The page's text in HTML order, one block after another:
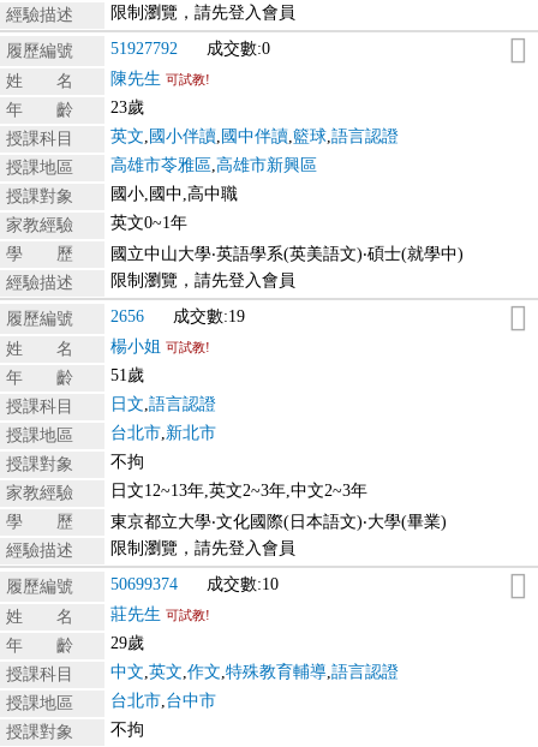
經驗描述
限制瀏覽，請先登入會員
履歷編號 51927792
成交數:0
姓 名
陳先生 可試教!
年 齡
23歲
授課科目
英文 國小伴讀 國中伴讀 籃球 語言認證
授課地區
高雄市苓雅區 高雄市新興區
授課對象
國小,國中,高中職
家教經驗
英文0~1年
學 歷
國立中山大學‧英語學系(英美語文)‧碩士(就學中)
經驗描述
限制瀏覽，請先登入會員
履歷編號 2656
成交數:19
姓 名
楊小姐 可試教!
年 齡
51歲
授課科目
日文 語言認證
授課地區
台北市 新北市
授課對象
不拘
家教經驗
日文12~13年,英文2~3年,中文2~3年
學 歷
東京都立大學‧文化國際(日本語文)‧大學(畢業)
經驗描述
限制瀏覽，請先登入會員
履歷編號 50699374
成交數:10
姓 名
莊先生 可試教!
年 齡
29歲
授課科目
中文 英文 作文 特殊教育輔導 語言認證
授課地區
台北市 台中市
授課對象
不拘